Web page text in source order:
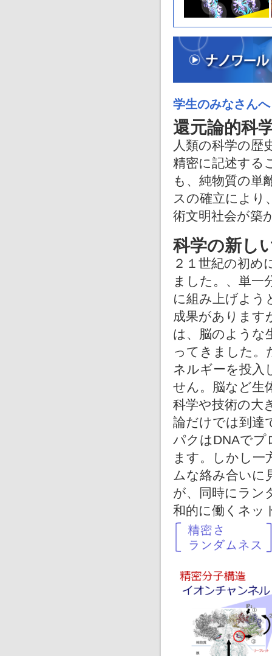
学生のみなさんへ
還元論的科
人類の科学の歴
精密に記述する
も、純物質の単
スの確立により
術文明社会が築
科学の新し
２１世紀の初め
ました。、単一
に組み上げよう
成果があります
は、脳のような
ってきました。
ネルギーを投入
せん。脳など生
科学や技術の大
論だけでは到達
パクはDNAでプ
ます。しかし一
ムな絡み合いに
が、同時にラン
和的に働くネッ